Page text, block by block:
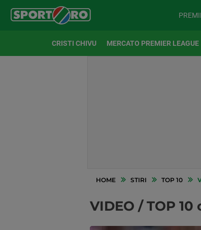
CRISTI CHIVU MERCATO PREMIER LEAGUE
HOME STIRI TOP 10
VIDEO / TOP